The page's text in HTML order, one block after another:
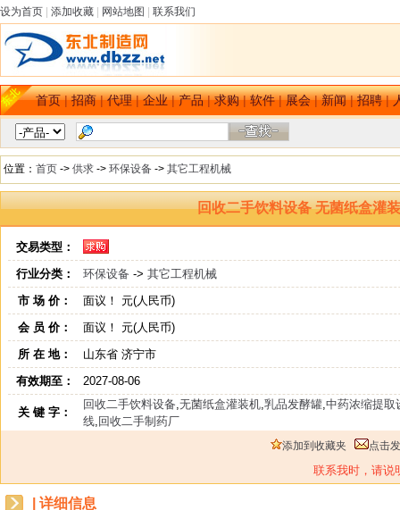
设为首页 添加收藏 网站地图 联系我们
首页|招商|代理|企业|产品|求购|软件|展会|新闻|招聘|
位置： 首页 -> 供求 -> 环保设备 -> 其它工程机械
回收二手饮料设备 无菌纸盒灌
交易类型：
行业分类：
环保设备 -> 其它工程机械
市 场 价：
面议！ 元(人民币)
会 员 价：
面议！ 元(人民币)
所 在 地：
山东省 济宁市
有效期至：
2027-08-06
关 键 字：
回收二手饮料设备,无菌纸盒灌装机,乳品发酵罐,中药浓缩提取
线, 回收二手制药厂
添加到收藏夹 点击
联系我时，请说
| 详细信息